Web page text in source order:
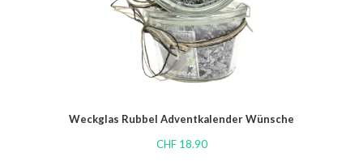
Weckglas Rubbel Adventkalender Wünsche
CHF18.90